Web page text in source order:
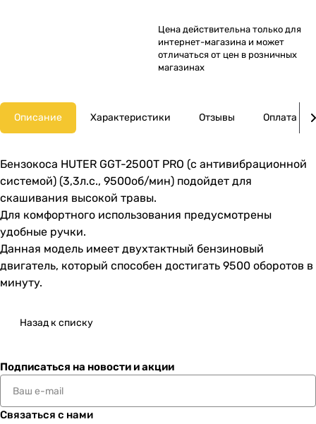
Цена действительна только для
интернет-магазина и может
отличаться от цен в розничных
магазинах
Описание Характеристики Отзывы Оплата
Бензокоса HUTER GGT-2500T PRO (с антивибрационной
системой) (3,3л.с., 9500об/мин) подойдет для
скашивания высокой травы.
Для комфортного использования предусмотрены
удобные ручки.
Данная модель имеет двухтактный бензиновый
двигатель, который способен достигать 9500 оборотов в
минуту.
Назад к списку
Подписаться на новости и акции
Связаться с нами